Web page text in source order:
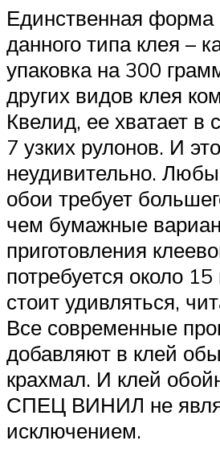
Единственная форма
данного типа клея –
упаковка на 300
других видов клея
Квелид, ее хватает в
7 узких рулонов. И это
неудивительно.
обои требует
чем бумажные
приготовления
потребуется около
стоит удивляться,
Все современные
добавляют в клей
крахмал. И клей
СПЕЦ ВИНИЛ не
исключением.